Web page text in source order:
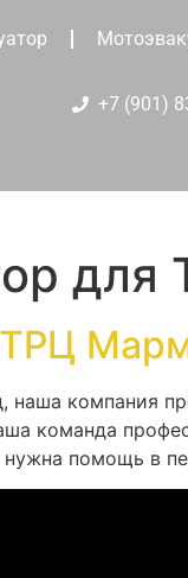
+7 (901)
ТРЦ
компания
команда
помощь в